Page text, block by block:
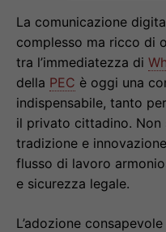
La comunicazione
complesso ma ricco di
tra l’immediatezza di
della PEC è oggi una
indispensabile, tanto
il privato cittadino.
tradizione e
flusso di lavoro
e sicurezza legale.
L’adozione